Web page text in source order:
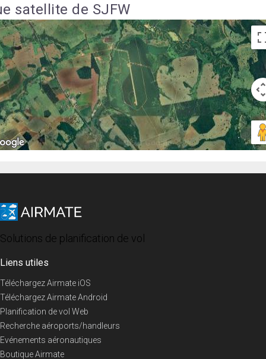
satellite de SJFW
Solutions de planification de vol
Liens utiles
Téléchargez Airmate iOS
Téléchargez Airmate Android
Planification de vol Web
Recherche aéroports/handleurs
Evénements aéronautiques
Boutique Airmate